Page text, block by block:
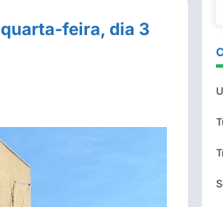
quarta-feira, dia 3